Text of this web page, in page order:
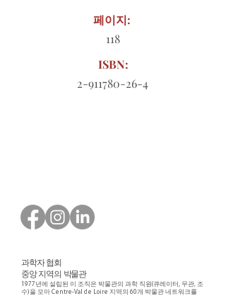
페이지:
118
ISBN:
2-911780-26-4
과학자 협회
중앙 지역의 박물관
1977년에 설립된 이 조직은 박물관의 과학 직원(큐레이터, 무관, 조
수)을 모아 Centre-Val de Loire 지역의 60개 박물관 네트워크를